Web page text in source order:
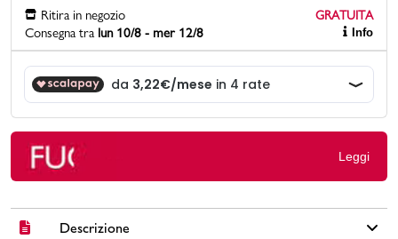
Gift card
Ritira in negozio
GRATUITA
Consegna tra lun 10/8 - mer 12/8 Info
Leggi
Descrizione